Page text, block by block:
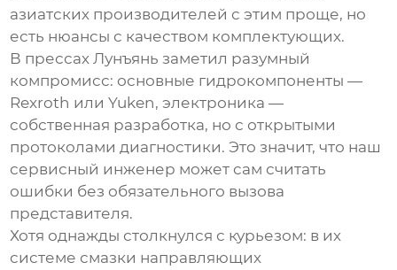
азиатских производителей с этим проще, но
есть нюансы с качеством комплектующих.
В прессах Лунъянь заметил разумный
компромисс: основные гидрокомпоненты —
Rexroth или Yuken, электроника —
собственная разработка, но с открытыми
протоколами диагностики. Это значит, что наш
сервисный инженер может сам считать
ошибки без обязательного вызова
представителя.
Хотя однажды столкнулся с курьезом: в их
системе смазки направляющих